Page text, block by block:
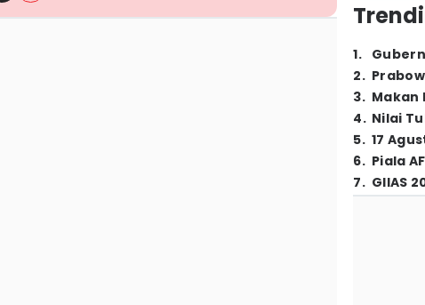
1.
2.
3. Makan
4. Nilai
5. 17
6. Piala
7. GIIAS